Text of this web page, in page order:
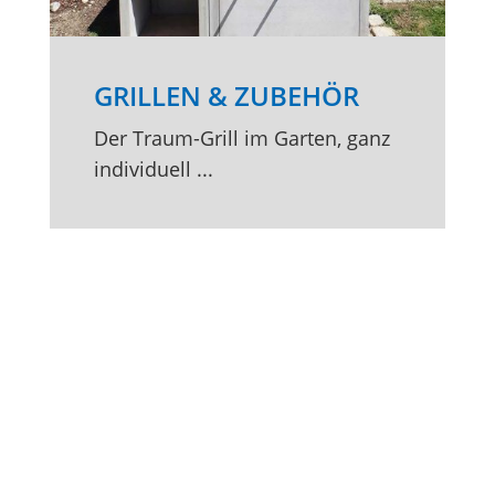
GRILLEN & ZUBEHÖR
Der Traum-Grill im Garten, ganz
individuell ...